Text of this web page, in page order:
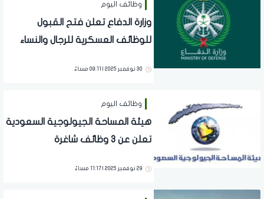
وظائف اليوم
وزارة الدفاع تعلن فتح القبول
للوظائف العسكرية للرجال والنساء
30 نوفمبر 2025 | 09:11 مساءً
وظائف اليوم
هيئة المساحة الجيولوجية السعودية
تعلن عن 3 وظائف شاغرة
29 نوفمبر 2025 | 11:17 مساءً